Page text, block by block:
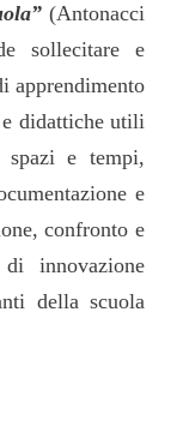
(Antonacci
sollecitare e
apprendimento
e didattiche utili
spazi e tempi,
e
confronto e
innovazione
della scuola